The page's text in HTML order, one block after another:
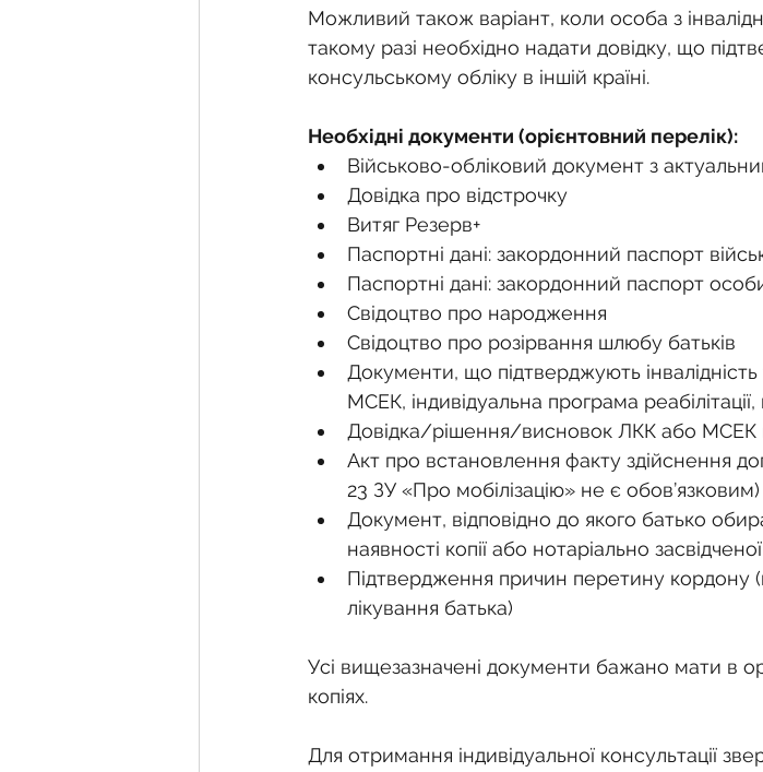
Можливий також варіант, коли особа з
такому разі необхідно надати довідку, що
консульському обліку в іншій країні.
Необхідні документи (орієнтовний перелік):
Військово-обліковий документ з
Довідка про відстрочку
Витяг Резерв+
Паспортні дані: закордонний паспорт
Паспортні дані: закордонний паспорт
Свідоцтво про народження
Свідоцтво про розірвання шлюбу батьків
Документи, що підтверджують інвалідність
МСЕК, індивідуальна програма
Довідка/рішення/висновок ЛКК або МСЕК
Акт про встановлення факту здійснення
23 ЗУ «Про мобілізацію» не є обов’язковим)
Документ, відповідно до якого батько
наявності копії або нотаріально засвідченої
Підтвердження причин перетину кордону
лікування батька)
Усі вищезазначені документи бажано мати в
копіях.
Для отримання індивідуальної консультації